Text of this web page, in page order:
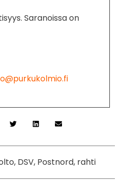
Saranoissa on
DSV, Postnord, rahti